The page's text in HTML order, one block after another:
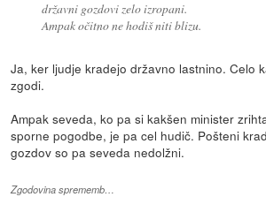
državni gozdovi zelo izropani.
Ampak očitno ne hodiš niti blizu.
Ja, ker ljudje kradejo državno lastnino. Celo
zgodi.
Ampak seveda, ko pa si kakšen minister
sporne pogodbe, je pa cel hudič. Pošteni
gozdov so pa seveda nedolžni.
Zgodovina sprememb…